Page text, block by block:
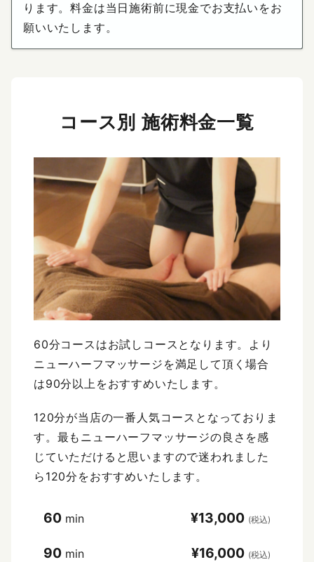
ります。料金は当日施術前に現金でお支払いをお
願いいたします。
コース別 施術料金一覧
60分コースはお試しコースとなります。より
ニューハーフマッサージを満足して頂く場合
は90分以上をおすすめいたします。
120分が当店の一番人気コースとなっておりま
す。最もニューハーフマッサージの良さを感
じていただけると思いますので迷われました
ら120分をおすすめいたします。
60 min ¥13,000 (税込)
90 min ¥16,000 (税込)